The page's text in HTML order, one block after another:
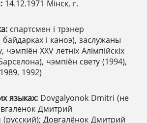
14.12.1971 Мінск, г.
спартсмен і трэнер
і каноэ), заслужаны
XXV летніх Алімпійскіх
чэмпіён свету (1994),
1992)
языках: Dovgalyonok Dmitri (не
Дмитрий
Довгалёнок Дмитрий